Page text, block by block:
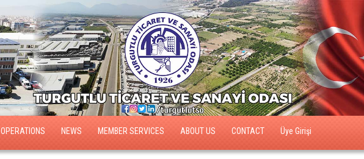
OPERATIONS NEWS MEMBER SERVICES ABOUT US CONTACT Üye Girişi